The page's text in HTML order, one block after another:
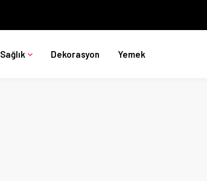
Sağlık Dekorasyon Yemek